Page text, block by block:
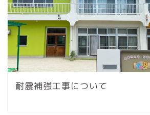
耐震補強工事について